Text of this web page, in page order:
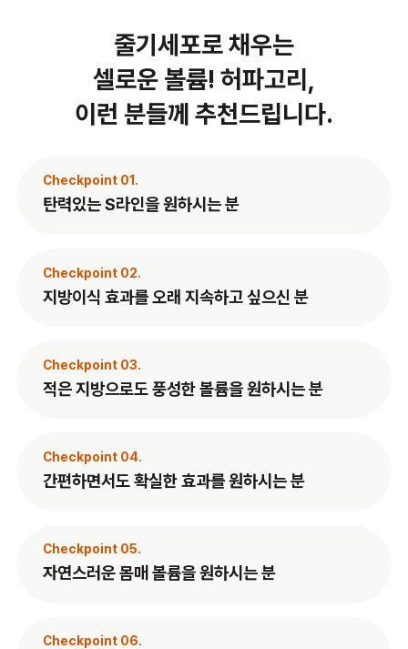
줄기세포로 채우는
셀로운 볼륨! 허파고리,
이런 분들께 추천드립니다.
Checkpoint 01.
탄력있는 S라인을 원하시는 분
Checkpoint 02.
지방이식 효과를 오래 지속하고 싶으신 분
Checkpoint 03.
적은 지방으로도 풍성한 볼륨을 원하시는 분
Checkpoint 04.
간편하면서도 확실한 효과를 원하시는 분
Checkpoint 05.
자연스러운 몸매 볼륨을 원하시는 분
Checkpoint 06.